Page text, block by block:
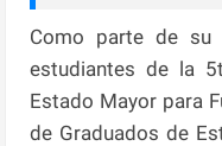
Como parte de su
estudiantes de la
Estado Mayor para
de Graduados de